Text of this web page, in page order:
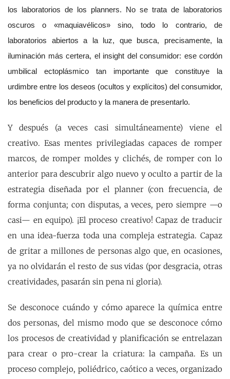
los laboratorios de los planners. No se trata de laboratorios
oscuros o «maquiavélicos» sino, todo lo contrario, de
laboratorios abiertos a la luz, que busca, precisamente, la
iluminación más certera, el insight del consumidor: ese cordón
umbilical ectoplásmico tan importante que constituye la
urdimbre entre los deseos (ocultos y explícitos) del consumidor,
los beneficios del producto y la manera de presentarlo.
Y después (a veces casi simultáneamente) viene el
creativo. Esas mentes privilegiadas capaces de romper
marcos, de romper moldes y clichés, de romper con lo
anterior para descubrir algo nuevo y oculto a partir de la
estrategia diseñada por el planner (con frecuencia, de
forma conjunta; con disputas, a veces, pero siempre —o
casi— en equipo). ¡El proceso creativo! Capaz de traducir
en una idea-fuerza toda una compleja estrategia. Capaz
de gritar a millones de personas algo que, en ocasiones,
ya no olvidarán el resto de sus vidas (por desgracia, otras
creatividades, pasarán sin pena ni gloria).
Se desconoce cuándo y cómo aparece la química entre
dos personas, del mismo modo que se desconoce cómo
los procesos de creatividad y planificación se entrelazan
para crear o pro-crear la criatura: la campaña. Es un
proceso complejo, poliédrico, caótico a veces, organizado